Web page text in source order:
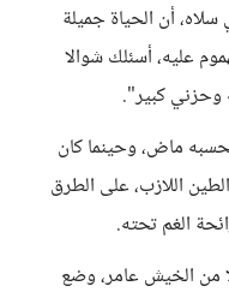
أن الحياة جميلة
عليه، أسئلك شوالا
وحزني كبير".
ماض، وحينما كان
اللازب، على الطرق
الغم تحته.
من الخيش عامر، وضع